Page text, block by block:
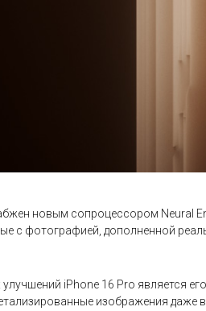
новым сопроцессором Neural
с фотографией, дополненной
улучшений iPhone 16 Pro является
изображения даже